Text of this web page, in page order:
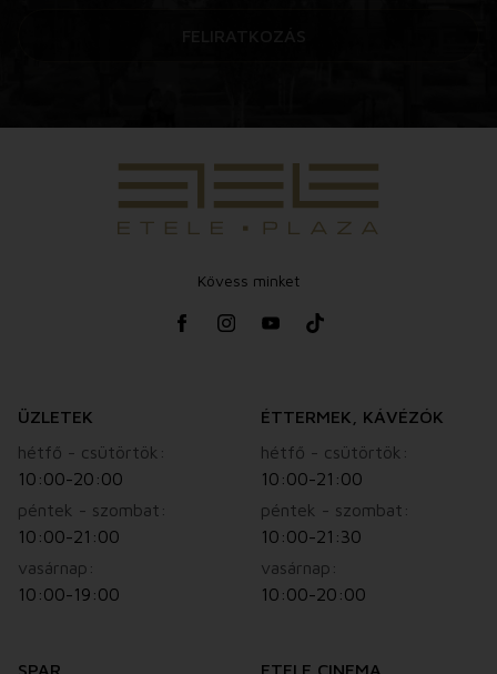
Kövess minket
ÜZLETEK
hétfő - csütörtök:
10:00-20:00
péntek - szombat:
10:00-21:00
vasárnap:
10:00-19:00
ÉTTERMEK, KÁVÉZÓK
hétfő - csütörtök:
10:00-21:00
péntek - szombat:
10:00-21:30
vasárnap:
10:00-20:00
SPAR
ETELE CINEMA